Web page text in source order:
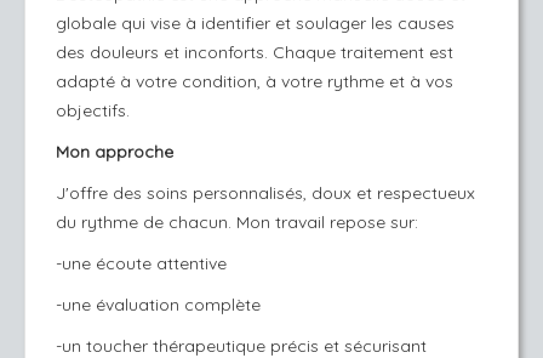
globale qui vise à identifier et soulager les causes
des douleurs et inconforts. Chaque traitement est
adapté à votre condition, à votre rythme et à vos
objectifs.
Mon approche
J'offre des soins personnalisés, doux et respectueux
du rythme de chacun. Mon travail repose sur:
-une écoute attentive
-une évaluation complète
-un toucher thérapeutique précis et sécurisant